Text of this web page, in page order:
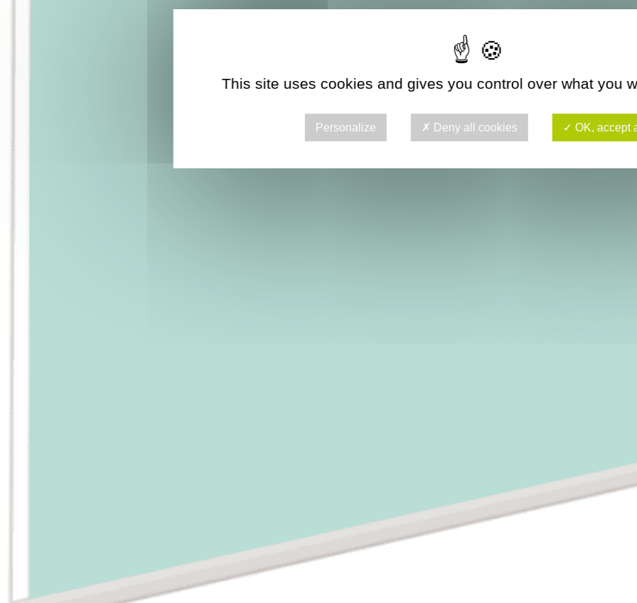
This site uses cookies and gives you control over what you
Personalize Deny all cookies OK, accept